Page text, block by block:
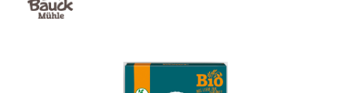
Bildergalerie überspringen